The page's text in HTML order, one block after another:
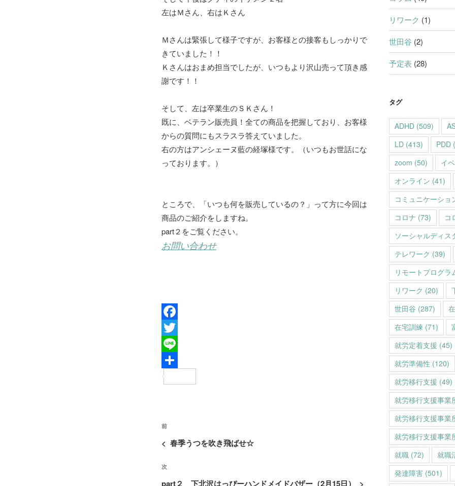
左はＭさん、右はＫさん
Ｍさんは緊張して様子ですが、お客様との接客もしっかりで
きていました！！
Ｋさんはおまめ担当でしたが、いつもより沢山売って頂き感
謝です！！
そして、左は卒業生のＳＫさん！
既に、ベテラン販売員！全ての商品を把握しており、お客様
からの質問にもスラスラ答えていました。
右の方はアンシェーヌ藍の経塚様です。（いつもお世話にな
っております。）
ところで、「いつも何を販売しているの？」って方に今回は
商品のご紹介をしますね。
part２をご覧ください。
お問い合わせ
F
a
c
e
o
k
T
w
i
e
r
L
i
投
稿
ナ
ビ
過
去
投
稿
前
< 春季うつを吹き飛ばせ☆
次
の
次
part２ 下北沢はっぴーハンドメイドバザー（2月15日） >
リワーク (1)
世田谷 (2)
予定表 (28)
タグ
ADHD (509)
LD (413) PDD
zoom (50) イ
オンライン (41)
コミュニケーショ
コロナ (73) コ
ソーシャルディス
テレワーク (39)
リモートプログラ
リワーク (20)
世田谷 (287)
在宅訓練 (71)
就労定着支援 (45)
就労準備性 (120)
就労移行支援 (49)
就労移行支援事業
就労移行支援事
就労移行支援事業
就職 (72) 就職
発達障害 (501)